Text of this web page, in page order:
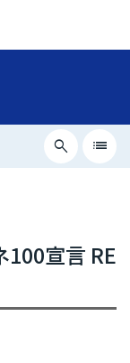
search list
宣言 RE